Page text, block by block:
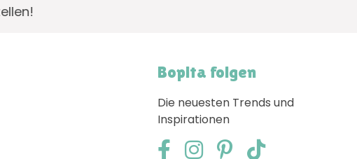
Bopita folgen
Die neuesten Trends und
Inspirationen